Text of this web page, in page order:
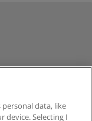
data, like
device. Selecting I